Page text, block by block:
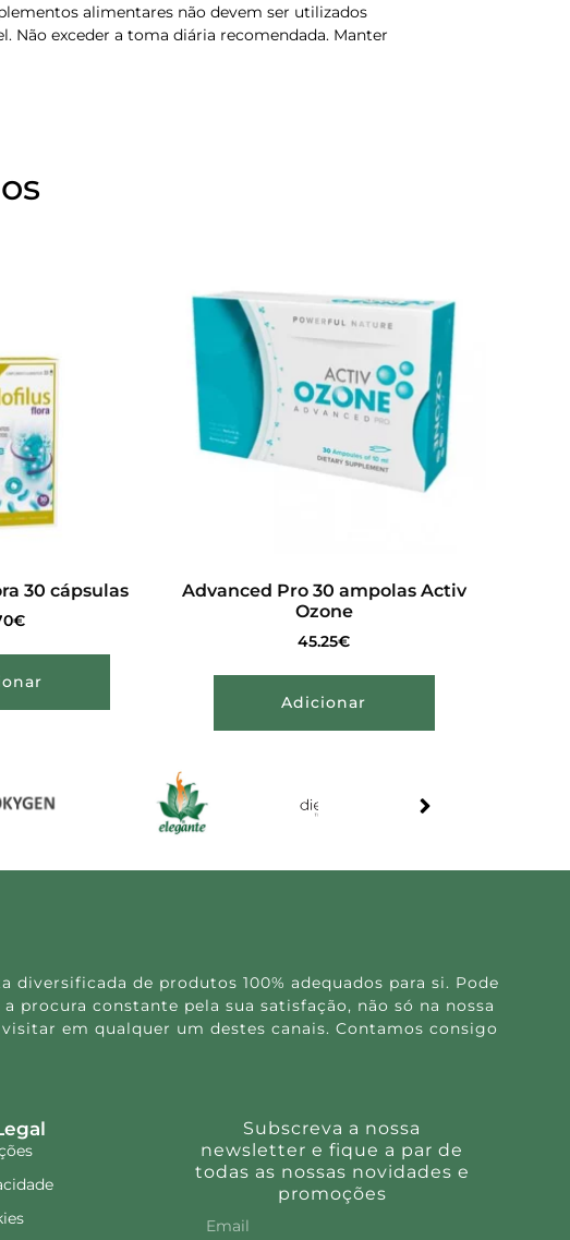
alimentares não devem ser utilizados
exceder a toma diária recomendada. Manter
30 cápsulas
€
Advanced Pro 30 ampolas Activ
Ozone
45.25€
Adicionar
de produtos 100% adequados para si. Pode
procura constante pela sua satisfação, não só na nossa
em qualquer um destes canais. Contamos consigo
Subscreva a nossa
newsletter e fique a par de
todas as nossas novidades e
promoções